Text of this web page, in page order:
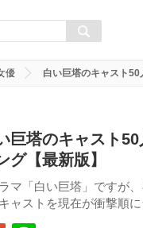
優 白い巨塔のキャスト50
巨塔のキャスト
グ【最新版】
マ「白い巨塔」ですが
ャストを現在が衝撃順